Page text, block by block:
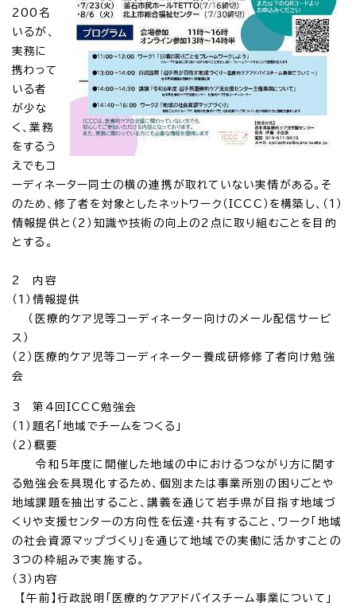
200名
いるが、
実務に
携わって
いる者
が少な
く、業務
をするう
えでもコ
ーディネーター同士の横の連携が取れていない実情がある。そ
のため、修了者を対象としたネットワーク（ICCC）を構築し、（1）
情報提供と（2）知識や技術の向上の2点に取り組むことを目的
とする。
2 内容
（1）情報提供
（医療的ケア児等コーディネーター向けのメール配信サービ
ス）
（2）医療的ケア児等コーディネーター養成研修修了者向け勉強
会
3 第4回ICCC勉強会
（1）題名「地域でチームをつくる」
（2）概要
令和5年度に開催した地域の中におけるつながり方に関す
る勉強会を具現化するため、個別または事業所別の困りごとや
地域課題を抽出すること、講義を通じて岩手県が目指す地域づ
くりや支援センターの方向性を伝達・共有すること、ワーク「地域
の社会資源マップづくり」を通じて地域での実働に活かすことの
3つの枠組みで実施する。
（3）内容
【午前】行政説明「医療的ケアアドバイスチーム事業について」